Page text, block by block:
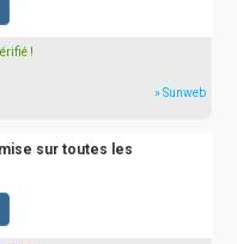
!
» Sunweb
sur toutes les